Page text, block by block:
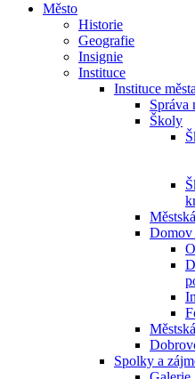
Město
Historie
Geografie
Insignie
Instituce
Instituce města
Správa
Školy
Domov
Spolky a